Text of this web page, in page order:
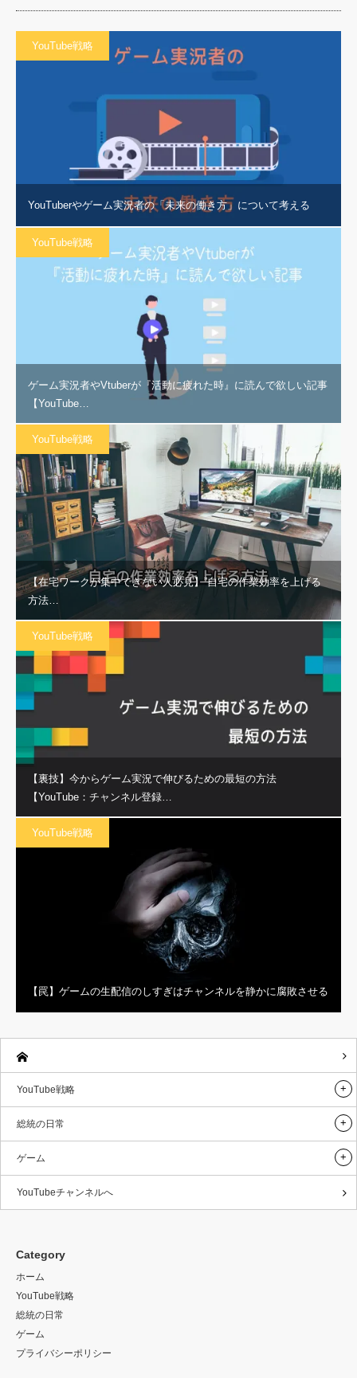
YouTube戦略
YouTuberやゲーム実況者の「未来の働き方」について考える
YouTube戦略
ゲーム実況者やVtuberが『活動に疲れた時』に読んで欲しい記事
【YouTube…
YouTube戦略
【在宅ワークが集中できない人必見】”自宅の作業効率を上げる
方法…
YouTube戦略
【裏技】今からゲーム実況で伸びるための最短の方法
【YouTube：チャンネル登録…
YouTube戦略
【罠】ゲームの生配信のしすぎはチャンネルを静かに腐敗させる
YouTube戦略
総統の日常
ゲーム
YouTubeチャンネルへ
Category
ホーム
YouTube戦略
総統の日常
ゲーム
プライバシーポリシー